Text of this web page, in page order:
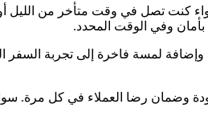
كنت تصل في وقت متأخر من الليل أو
وفي الوقت المحدد.
لمسة فاخرة إلى تجربة السفر
وضمان رضا العملاء في كل مرة.